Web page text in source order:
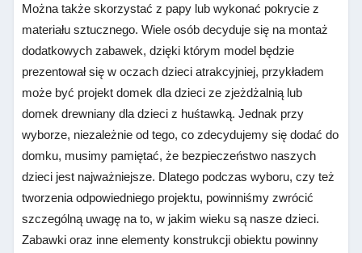
Można także skorzystać z papy lub wykonać pokrycie z
materiału sztucznego. Wiele osób decyduje się na montaż
dodatkowych zabawek, dzięki którym model będzie
prezentował się w oczach dzieci atrakcyjniej, przykładem
może być projekt domek dla dzieci ze zjeżdżalnią lub
domek drewniany dla dzieci z huśtawką. Jednak przy
wyborze, niezależnie od tego, co zdecydujemy się dodać do
domku, musimy pamiętać, że bezpieczeństwo naszych
dzieci jest najważniejsze. Dlatego podczas wyboru, czy też
tworzenia odpowiedniego projektu, powinniśmy zwrócić
szczególną uwagę na to, w jakim wieku są nasze dzieci.
Zabawki oraz inne elementy konstrukcji obiektu powinny